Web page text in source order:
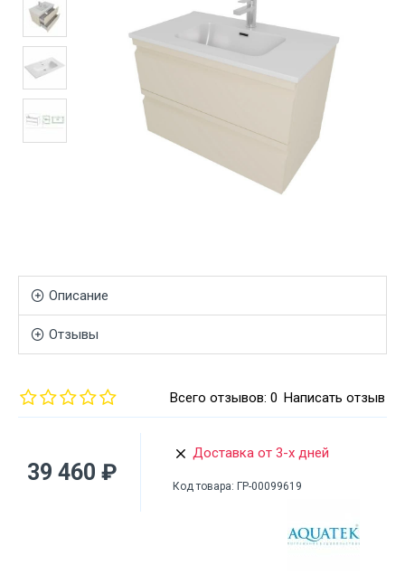
Описание
Отзывы
Всего отзывов: 0 Написать отзыв
39 460 ₽
Доставка от 3-х дней
Код товара: ГР-00099619